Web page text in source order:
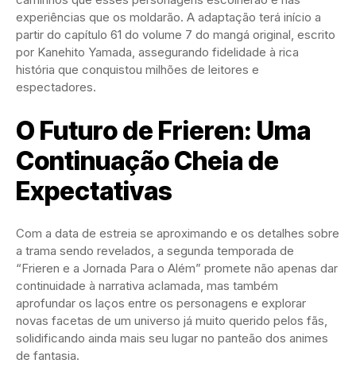
experiências que os moldarão. A adaptação terá início a
partir do capítulo 61 do volume 7 do mangá original, escrito
por Kanehito Yamada, assegurando fidelidade à rica
história que conquistou milhões de leitores e
espectadores.
O Futuro de Frieren: Uma
Continuação Cheia de
Expectativas
Com a data de estreia se aproximando e os detalhes sobre
a trama sendo revelados, a segunda temporada de
“Frieren e a Jornada Para o Além” promete não apenas dar
continuidade à narrativa aclamada, mas também
aprofundar os laços entre os personagens e explorar
novas facetas de um universo já muito querido pelos fãs,
solidificando ainda mais seu lugar no panteão dos animes
de fantasia.